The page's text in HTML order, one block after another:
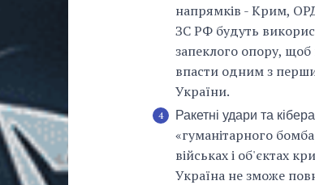
напрямків - Крим,
ЗС РФ будуть
запеклого опору, щоб
впасти одним з
України.
Ракетні удари та
«гуманітарного
військах і об'єктах
Україна не зможе